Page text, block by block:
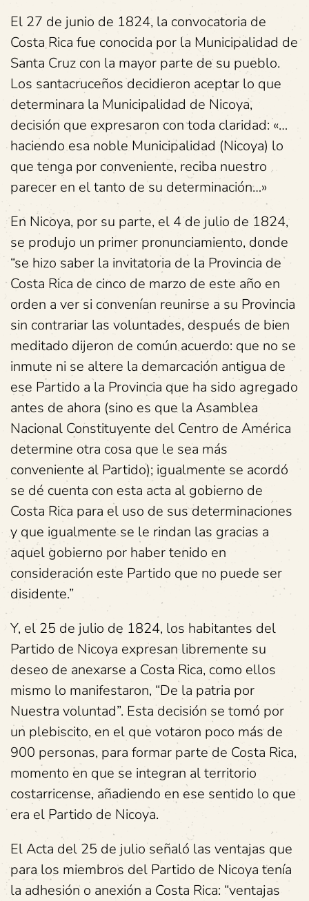
El 27 de junio de 1824, la convocatoria de
Costa Rica fue conocida por la Municipalidad de
Santa Cruz con la mayor parte de su pueblo.
Los santacruceños decidieron aceptar lo que
determinara la Municipalidad de Nicoya,
decisión que expresaron con toda claridad: «…
haciendo esa noble Municipalidad (Nicoya) lo
que tenga por conveniente, reciba nuestro
parecer en el tanto de su determinación…»
En Nicoya, por su parte, el 4 de julio de 1824,
se produjo un primer pronunciamiento, donde
“se hizo saber la invitatoria de la Provincia de
Costa Rica de cinco de marzo de este año en
orden a ver si convenían reunirse a su Provincia
sin contrariar las voluntades, después de bien
meditado dijeron de común acuerdo: que no se
inmute ni se altere la demarcación antigua de
ese Partido a la Provincia que ha sido agregado
antes de ahora (sino es que la Asamblea
Nacional Constituyente del Centro de América
determine otra cosa que le sea más
conveniente al Partido); igualmente se acordó
se dé cuenta con esta acta al gobierno de
Costa Rica para el uso de sus determinaciones
y que igualmente se le rindan las gracias a
aquel gobierno por haber tenido en
consideración este Partido que no puede ser
disidente.”
Y, el 25 de julio de 1824, los habitantes del
Partido de Nicoya expresan libremente su
deseo de anexarse a Costa Rica, como ellos
mismo lo manifestaron, “De la patria por
Nuestra voluntad”. Esta decisión se tomó por
un plebiscito, en el que votaron poco más de
900 personas, para formar parte de Costa Rica,
momento en que se integran al territorio
costarricense, añadiendo en ese sentido lo que
era el Partido de Nicoya.
El Acta del 25 de julio señaló las ventajas que
para los miembros del Partido de Nicoya tenía
la adhesión o anexión a Costa Rica: “ventajas